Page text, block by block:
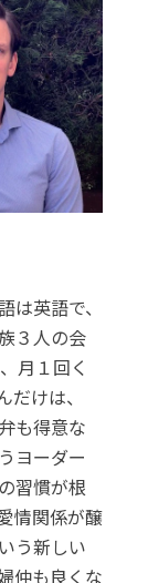
英語で、
３人の会
月１回く
けは、
も得意な
ヨーダー
習慣が根
情関係が醸
う新しい
仲も良くな